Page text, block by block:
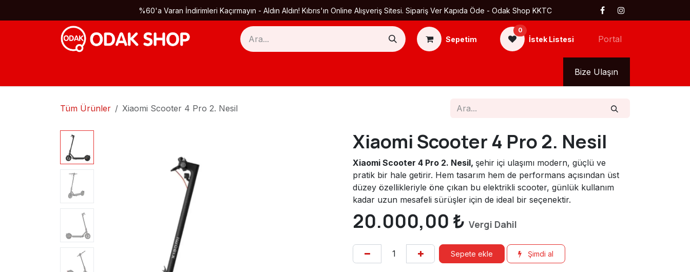
%60'a Varan İndirimleri Kaçırmayın - Aldın Aldın! Kıbrıs'ın Online Alışveriş Sitesi. Sipariş Ver Kapıda Öde - Odak Shop KKTC
Sepetim
0
İstek Listesi Portal
Bize Ulaşın
Tüm Ürünler Xiaomi Scooter 4 Pro 2. Nesil
Xiaomi Scooter 4 Pro 2. Nesil
Xiaomi Scooter 4 Pro 2. Nesil, şehir içi ulaşımı modern, güçlü ve
pratik bir hale getirir. Hem tasarım hem de performans açısından üst
düzey özellikleriyle öne çıkan bu elektrikli scooter, günlük kullanım
kadar uzun mesafeli sürüşler için de ideal bir seçenektir.
20.000,00 ₺ Vergi Dahil
Sepete ekle Şimdi al